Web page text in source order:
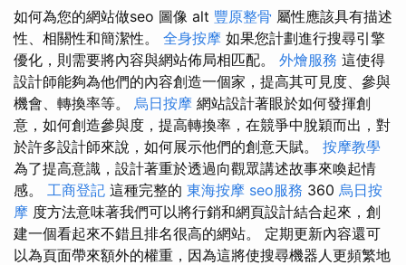
如何為您的網站做seo 圖像 alt 豐原整骨 屬性應該具有描述
性、相關性和簡潔性。 全身按摩 如果您計劃進行搜尋引擎
優化，則需要將內容與網站佈局相匹配。 外燴服務 這使得
設計師能夠為他們的內容創造一個家，提高其可見度、參與
機會、轉換率等。 烏日按摩 網站設計著眼於如何發揮創
意，如何創造參與度，提高轉換率，在競爭中脫穎而出，對
於許多設計師來說，如何展示他們的創意天賦。 按摩教學
為了提高意識，設計著重於透過向觀眾講述故事來喚起情
感。 工商登記 這種完整的 東海按摩 seo服務 360 烏日按
摩 度方法意味著我們可以將行銷和網頁設計結合起來，創
建一個看起來不錯且排名很高的網站。 定期更新內容還可
以為頁面帶來額外的權重，因為這將使搜尋機器人更頻繁地